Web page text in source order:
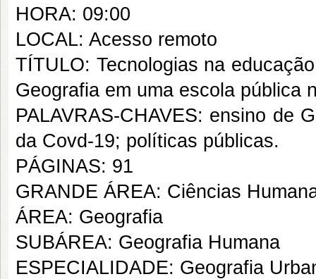
HORA: 09:00
LOCAL: Acesso remoto
TÍTULO: Tecnologias na
Geografia em uma escola pública
PALAVRAS-CHAVES: ensino de
da Covd-19; políticas públicas.
PÁGINAS: 91
GRANDE ÁREA: Ciências
ÁREA: Geografia
SUBÁREA: Geografia Humana
ESPECIALIDADE: Geografia